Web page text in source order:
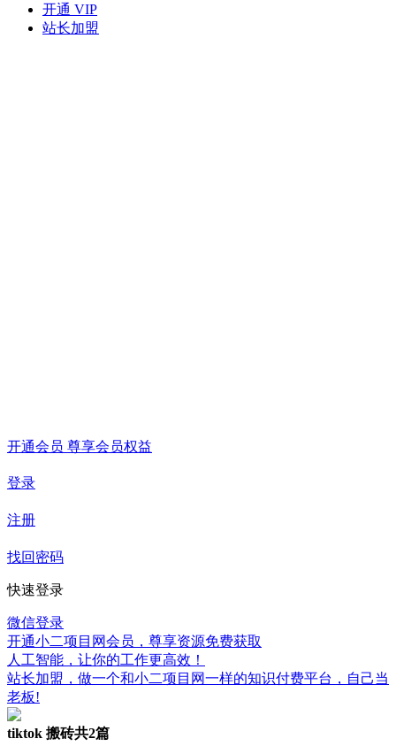
开通 VIP
站长加盟
开通会员 尊享会员权益
登录
注册
找回密码
快速登录
微信登录
开通小二项目网会员，尊享资源免费获取
人工智能，让你的工作更高效！
站长加盟，做一个和小二项目网一样的知识付费平台，自己当
老板!
tiktok 搬砖共2篇